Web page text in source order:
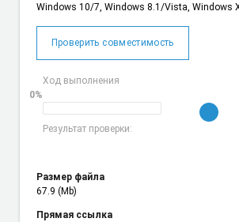
Windows 10/7, Windows 8.1/Vista, Windows
Проверить совместимость
Ход выполнения
0%
Результат проверки:
Размер файла
67.9 (Mb)
Прямая ссылка